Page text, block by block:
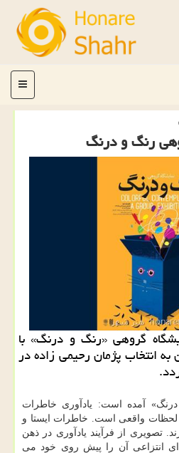
منو
رنگ و درنگ
گروهی «رنگ و درنگ» با
جوان به انتخاب پژمان رحیمی زاده در
درنگ» آمده است: یادآوری خاطرات
لحظات واقعی است. خاطرات ایستا و
از فرآیند یادآوری در ذهن
انتزاعی آن را پیش روی خود می